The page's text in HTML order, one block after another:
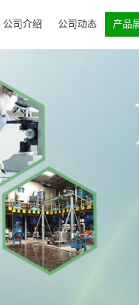
公司介绍 公司动态 产品